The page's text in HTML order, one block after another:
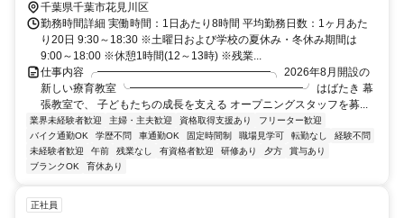
千葉県千葉市花見川区
勤務時間詳細 実働時間：1日あたり8時間 平均勤務日数：1ヶ月あた
り20日 9:30～18:30 ※土曜日および学校の夏休み・冬休み期間は
9:00～18:00 ※休憩1時間(12～13時) ※残業...
仕事内容 ╭━━━━━━━━━━━━━━━━╮ 2026年8月開設の
新しい療育教室 ╰━━━━━━━━━━━━━━━━╯ はばたき 幕
張教室で、 子どもたちの成長を支える オープニングスタッフを募...
業界未経験者歓迎 主婦・主夫歓迎 資格取得支援あり
フリーター歓迎
バイク通勤OK
学歴不問 車通勤OK 固定時間制 職場見学可 転勤なし
経験不問
未経験者歓迎
午前 残業なし 有資格者歓迎 研修あり 夕方
賞与あり
ブランクOK
育休あり
正社員